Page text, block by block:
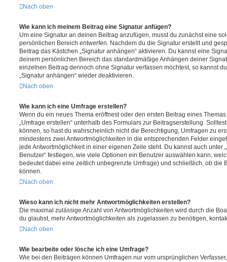
Nach oben
Wie kann ich meinem Beitrag eine Signatur anfügen?
Um eine Signatur an deinen Beitrag anzufügen, musst du zunächst eine
persönlichen Bereich entwerfen. Nachdem du die Signatur erstellt und
Beitrag das Kästchen „Signatur anhängen“ aktivieren. Du kannst eine
deinem persönlichen Bereich das standardmäßige Anhängen deiner
einzelnen Beitrag dennoch ohne Signatur verfassen möchtest, so kannst
„Signatur anhängen“ wieder deaktivieren.
Nach oben
Wie kann ich eine Umfrage erstellen?
Wenn du ein neues Thema eröffnest oder den ersten Beitrag eines
„Umfrage erstellen“ unterhalb des Formulars zur Beitragserstellung.
können, so hast du wahrscheinlich nicht die Berechtigung, Umfragen zu
mindestens zwei Antwortmöglichkeiten in die entsprechenden Felder
jede Antwortmöglichkeit in einer eigenen Zeile steht. Du kannst auch unter
Benutzer“ festlegen, wie viele Optionen ein Benutzer auswählen kann,
bedeutet dabei eine zeitlich unbegrenzte Umfrage) und schließlich, ob die
können.
Nach oben
Wieso kann ich nicht mehr Antwortmöglichkeiten erstellen?
Die maximal zulässige Anzahl von Antwortmöglichkeiten wird durch die
du glaubst, mehr Antwortmöglichkeiten als zugelassen zu benötigen,
Nach oben
Wie bearbeite oder lösche ich eine Umfrage?
Wie bei den Beiträgen können Umfragen nur vom ursprünglichen